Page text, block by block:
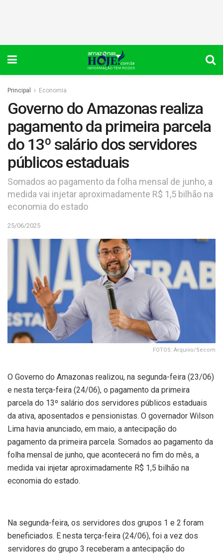
Principal Economia
Governo do Amazonas realiza
pagamento da primeira parcela
do 13º salário dos servidores
públicos estaduais
Somados ao pagamento da folha mensal de junho, a
medida vai injetar aproximadamente R$ 1,5 bilhão na
economia do estado
25/06/2025
FOTOS: Arquivo/Secom
O Governo do Amazonas realizou, na segunda-feira (23/06)
e nesta terça-feira (24/06), o pagamento da primeira
parcela do 13º salário dos servidores públicos estaduais
da ativa, aposentados e pensionistas. O governador Wilson
Lima havia anunciado, em maio, a antecipação do
pagamento da primeira parcela. Somados ao pagamento da
folha mensal de junho, que acontecerá no fim do mês, a
medida vai injetar aproximadamente R$ 1,5 bilhão na
economia do estado.
Na segunda-feira, os servidores dos grupos 1 e 2 foram
beneficiados. E nesta terça-feira (24/06), foi a vez dos
servidores do grupo 3 receberam a antecipação do